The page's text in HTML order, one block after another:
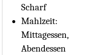
Scharf
Mahlzeit:
Mittagessen,
Abendessen